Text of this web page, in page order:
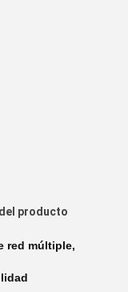
producto
red múltiple,